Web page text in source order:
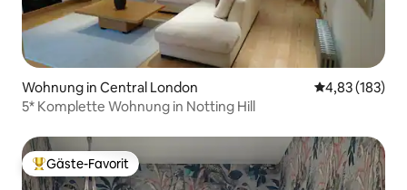
Wohnung in Central London
4,83 (183)
5* Komplette Wohnung in Notting Hill
Beliebter Gäste-Favorit.
Gäste-Favorit